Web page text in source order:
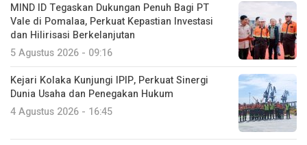
MIND ID Tegaskan Dukungan Penuh Bagi PT
Vale di Pomalaa, Perkuat Kepastian Investasi
dan Hilirisasi Berkelanjutan
5 Agustus 2026 - 09:16
Kejari Kolaka Kunjungi IPIP, Perkuat Sinergi
Dunia Usaha dan Penegakan Hukum
4 Agustus 2026 - 16:45